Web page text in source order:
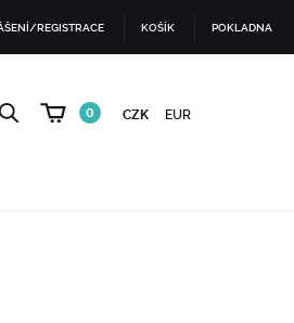
REGISTRACE KOŠÍK POKLADNA
0 CZK EUR